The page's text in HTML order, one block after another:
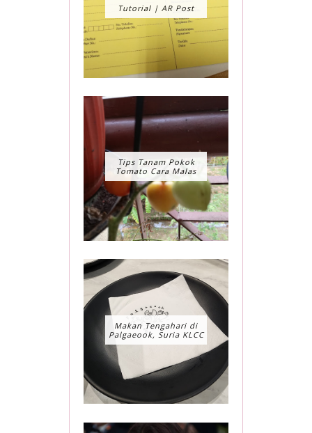
Tutorial | AR Post
Tips Tanam Pokok
Tomato Cara Malas
Makan Tengahari di
Palgaeook, Suria KLCC